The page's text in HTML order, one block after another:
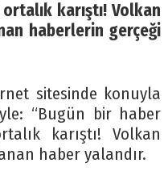
karıştı! Volkan
haberlerin gerçeği
sitesinde konuyla
“Bugün bir haber
karıştı! Volkan
haber yalandır.